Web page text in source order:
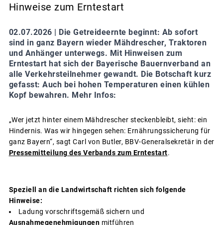
Hinweise zum Erntestart
02.07.2026 | Die Getreideernte beginnt: Ab sofort
sind in ganz Bayern wieder Mähdrescher, Traktoren
und Anhänger unterwegs. Mit Hinweisen zum
Erntestart hat sich der Bayerische Bauernverband an
alle Verkehrsteilnehmer gewandt. Die Botschaft kurz
gefasst: Auch bei hohen Temperaturen einen kühlen
Kopf bewahren. Mehr Infos:
„Wer jetzt hinter einem Mähdrescher steckenbleibt, sieht: ein
Hindernis. Was wir hingegen sehen: Ernährungssicherung für
ganz Bayern“, sagt Carl von Butler, BBV-Generalsekretär in der
Pressemitteilung des Verbands zum Erntestart.
Speziell an die Landwirtschaft richten sich folgende
Hinweise:
Ladung vorschriftsgemäß sichern und
Ausnahmegenehmigungen mitführen